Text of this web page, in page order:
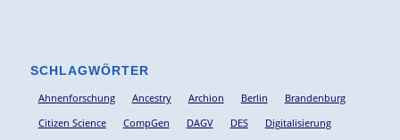
SCHLAGWÖRTER
Ahnenforschung Ancestry Archion Berlin
Brandenburg
Citizen Science
CompGen DAGV DES
Digitalisierung